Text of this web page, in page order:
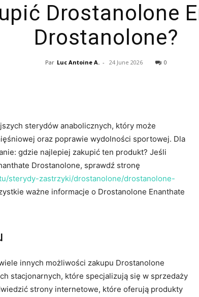
–
Drostanolone
Drostanolone?
Par Luc Antoine A. - 24 June 2026 0
sterydów anabolicznych, który może
oraz poprawie wydolności sportowej. Dla
gdzie najlepiej zakupić ten produkt? Jeśli
Drostanolone, sprawdź stronę
sterydy-zastrzyki/drostanolone/drostanolone-
ważne informacje o Drostanolone Enanthate
innych możliwości zakupu Drostanolone
stacjonarnych, które specjalizują się w sprzedaży
strony internetowe, które oferują produkty